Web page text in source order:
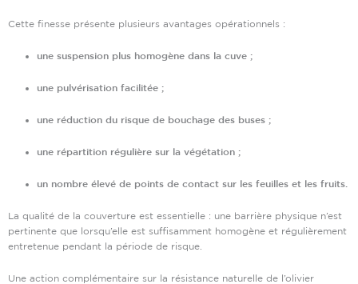
Cette finesse présente plusieurs avantages opérationnels :
une suspension plus homogène dans la cuve ;
une pulvérisation facilitée ;
une réduction du risque de bouchage des buses ;
une répartition régulière sur la végétation ;
un nombre élevé de points de contact sur les feuilles et les fruits.
La qualité de la couverture est essentielle : une barrière physique n’est
pertinente que lorsqu’elle est suffisamment homogène et régulièrement
entretenue pendant la période de risque.
Une action complémentaire sur la résistance naturelle de l’olivier